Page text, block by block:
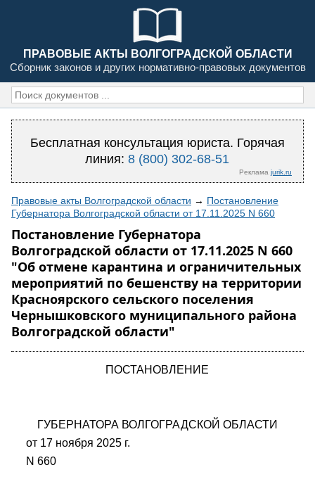
ПРАВОВЫЕ АКТЫ ВОЛГОГРАДСКОЙ ОБЛАСТИ
Сборник законов и других нормативно-правовых документов
Бесплатная консультация юриста. Горячая
линия:8 (800) 302-68-51
Реклама jurik.ru
Правовые акты Волгоградской области → Постановление
Губернатора Волгоградской области от 17.11.2025 N 660
Постановление Губернатора
Волгоградской области от 17.11.2025 N 660
"Об отмене карантина и ограничительных
мероприятий по бешенству на территории
Красноярского сельского поселения
Чернышковского муниципального района
Волгоградской области"
ПОСТАНОВЛЕНИЕ
ГУБЕРНАТОРА ВОЛГОГРАДСКОЙ ОБЛАСТИ
от 17 ноября 2025 г.
N 660